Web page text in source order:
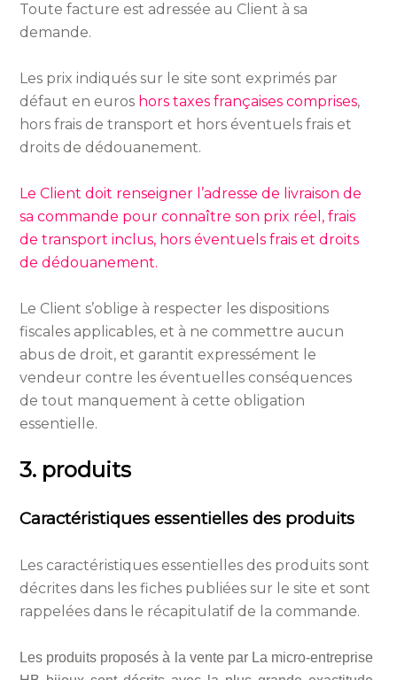
Toute facture est adressée au Client à sa
demande.
Les prix indiqués sur le site sont exprimés par
défaut en euros hors taxes françaises comprises,
hors frais de transport et hors éventuels frais et
droits de dédouanement.
Le Client doit renseigner l’adresse de livraison de
sa commande pour connaître son prix réel, frais
de transport inclus, hors éventuels frais et droits
de dédouanement.
Le Client s’oblige à respecter les dispositions
fiscales applicables, et à ne commettre aucun
abus de droit, et garantit expressément le
vendeur contre les éventuelles conséquences
de tout manquement à cette obligation
essentielle.
3. produits
Caractéristiques essentielles des produits
Les caractéristiques essentielles des produits sont
décrites dans les fiches publiées sur le site et sont
rappelées dans le récapitulatif de la commande.
Les produits proposés à la vente par La micro-entreprise